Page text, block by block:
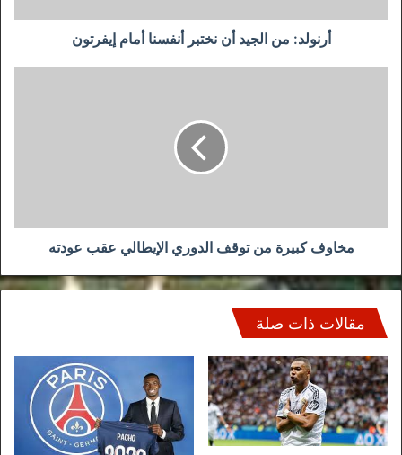
أرنولد: من الجيد أن نختبر أنفسنا أمام إيفرتون
مخاوف كبيرة من توقف الدوري الإيطالي عقب عودته
مقالات ذات صلة